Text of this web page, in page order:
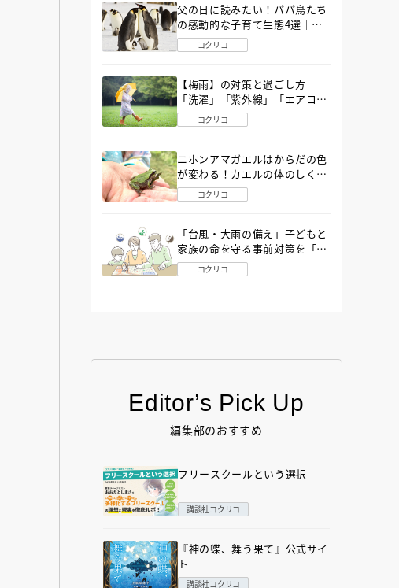
父の日に読みたい！パパ鳥たち
の感動的な子育て生態4選｜図
鑑MOVE
コクリコ
【梅雨】の対策と過ごし方
「洗濯」「紫外線」「エアコ
ン」「ゲリラ豪雨」…〔気象予
報士が完全ガイド〕
コクリコ
ニホンアマガエルはからだの色
が変わる！カエルの体のしくみ
から両生類の特ちょうまで図鑑
MOVEが解説！
コクリコ
「台風・大雨の備え」子どもと
家族の命を守る事前対策を「防
災アドバイザー」が解説
コクリコ
Editor’s Pick Up
編集部のおすすめ
フリースクールという選択
講談社コクリコ
『神の蝶、舞う果て』公式サイ
ト
講談社コクリコ